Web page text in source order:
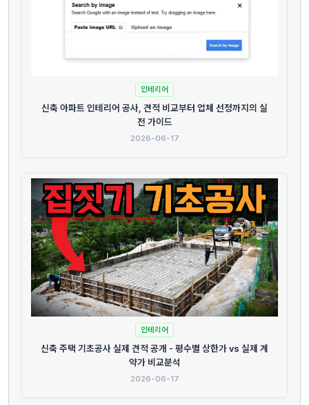
인테리어
신축 아파트 인테리어 공사, 견적 비교부터 업체 선정까지의 실
전 가이드
2026-06-17
인테리어
신축 주택 기초공사 실제 견적 공개 - 평수별 상한가 vs 실제 계
약가 비교분석
2026-06-17